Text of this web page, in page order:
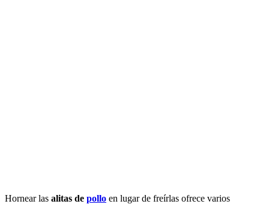
Hornear las alitas de pollo en lugar de freírlas ofrece varios